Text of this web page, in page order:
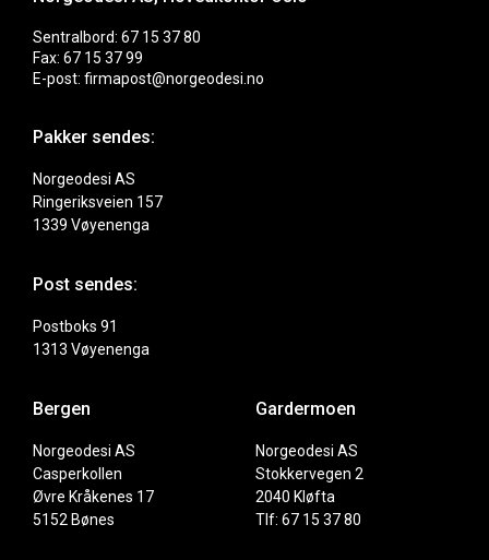
Sentralbord: 67 15 37 80
Fax: 67 15 37 99
E-post: firmapost@norgeodesi.no
Pakker sendes:
Norgeodesi AS
Ringeriksveien 157
1339 Vøyenenga
Post sendes:
Postboks 91
1313 Vøyenenga
Bergen
Norgeodesi AS
Casperkollen
Øvre Kråkenes 17
5152 Bønes
Gardermoen
Norgeodesi AS
Stokkervegen 2
2040 Kløfta
Tlf: 67 15 37 80